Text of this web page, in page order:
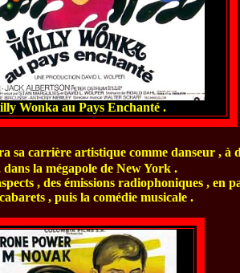
Wonka au Pays Enchanté .
sa carrière artistique comme danseur , à
dans la mégapole de New York .
, des émissions radiophoniques , en
, puis la comédie musicale .